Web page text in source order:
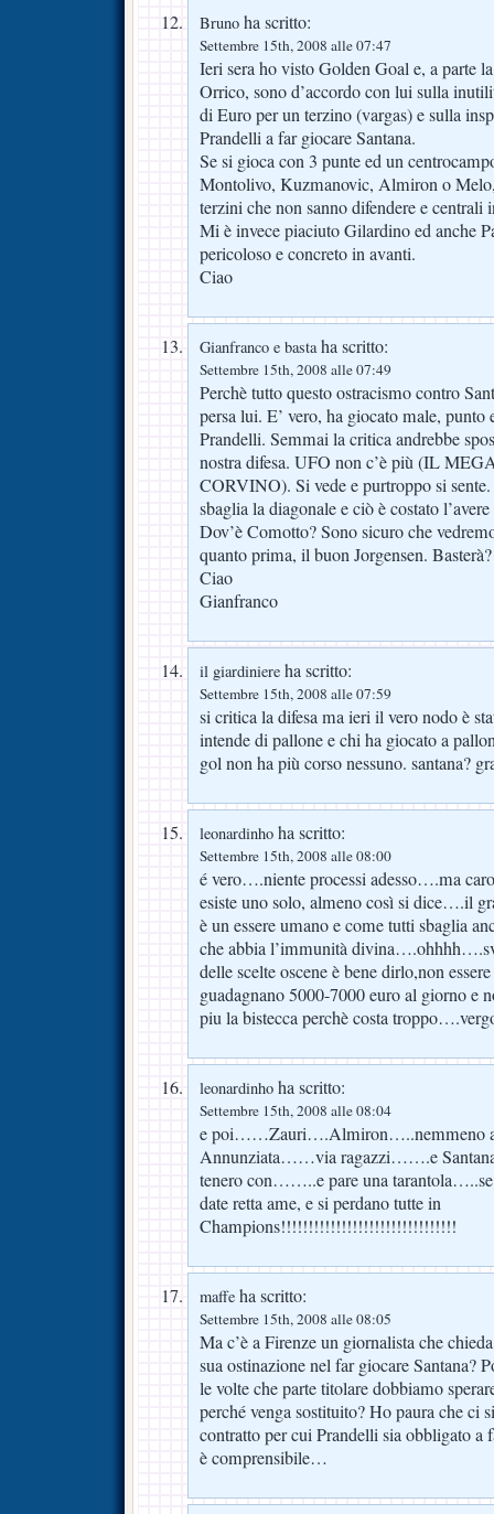
Bruno ha scritto:
Settembre 15th, 2008 alle 07:47
Ieri sera ho visto Golden Goal e, a parte
Orrico, sono d’accordo con lui sulla
di Euro per un terzino (vargas) e sulla
Prandelli a far giocare Santana.
Se si gioca con 3 punte ed un
Montolivo, Kuzmanovic, Almiron o
terzini che non sanno difendere e centrali
Mi è invece piaciuto Gilardino ed anche
pericoloso e concreto in avanti.
Ciao
Gianfranco e bastaha scritto:
Settembre 15th, 2008 alle 07:49
Perchè tutto questo ostracismo contro
persa lui. E’ vero, ha giocato male,
Prandelli. Semmai la critica andrebbe
nostra difesa. UFO non c’è più (IL
CORVINO). Si vede e purtroppo si
sbaglia la diagonale e ciò è costato
Dov’è Comotto? Sono sicuro che
quanto prima, il buon Jorgensen.
Ciao
Gianfranco
il giardiniere ha scritto:
Settembre 15th, 2008 alle 07:59
si critica la difesa ma ieri il vero nodo è
intende di pallone e chi ha giocato a
gol non ha più corso nessuno. santana?
leonardinho ha scritto:
Settembre 15th, 2008 alle 08:00
é vero….niente processi adesso….ma
esiste uno solo, almeno così si dice….il
è un essere umano e come tutti sbaglia
che abbia l’immunità
delle scelte oscene è bene dirlo,non
guadagnano 5000-7000 euro al giorno e
piu la bistecca perchè costa
leonardinho ha scritto:
Settembre 15th, 2008 alle 08:04
e poi……Zauri….Almiron…..nemmeno
Annunziata……via ragazzi…….e
tenero con……..e pare una tarantola…..se
date retta ame, e si perdano tutte in
Champions!!!!!!!!!!!!!!!!!!!!!!!!!!!!!!!!
maffe ha scritto:
Settembre 15th, 2008 alle 08:05
Ma c’è a Firenze un giornalista che
sua ostinazione nel far giocare Santana?
le volte che parte titolare dobbiamo
perché venga sostituito? Ho paura che ci
contratto per cui Prandelli sia obbligato a
è comprensibile…